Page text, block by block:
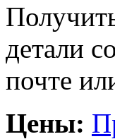
детали
почте
Цены: